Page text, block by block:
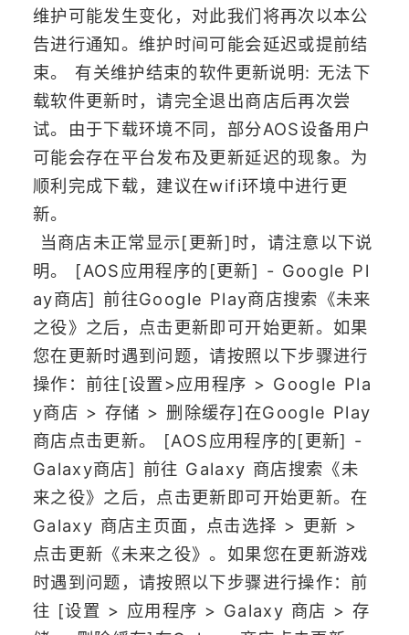
维护可能发生变化，对此我们将再次以本公
告进行通知。维护时间可能会延迟或提前结
束。 有关维护结束的软件更新说明: 无法下
载软件更新时，请完全退出商店后再次尝
试。由于下载环境不同，部分AOS设备用户
可能会存在平台发布及更新延迟的现象。为
顺利完成下载，建议在wifi环境中进行更
新。
当商店未正常显示[更新]时，请注意以下说
明。 [AOS应用程序的[更新] - Google Pl
ay商店] 前往Google Play商店搜索《未来
之役》之后，点击更新即可开始更新。如果
您在更新时遇到问题，请按照以下步骤进行
操作：前往[设置>应用程序 > Google Pla
y商店 > 存储 > 删除缓存]在Google Play
商店点击更新。 [AOS应用程序的[更新] -
Galaxy商店] 前往 Galaxy 商店搜索《未
来之役》之后，点击更新即可开始更新。在
Galaxy 商店主页面，点击选择 > 更新 >
点击更新《未来之役》。如果您在更新游戏
时遇到问题，请按照以下步骤进行操作：前
往 [设置 > 应用程序 > Galaxy 商店 > 存